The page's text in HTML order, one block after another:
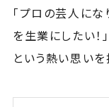
「プロの芸人にな
を生業にしたい！」
という熱い思い